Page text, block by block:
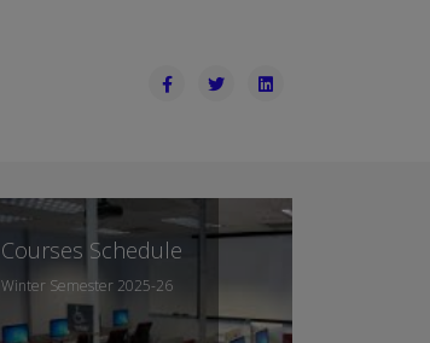
Courses Schedule
Winter Semester 2025-26